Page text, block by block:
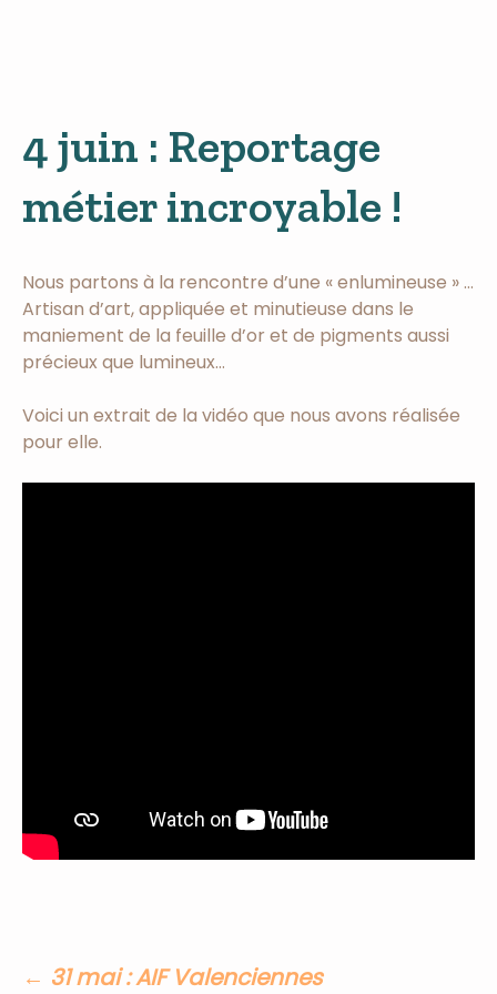
4 juin : Reportage
métier incroyable !
Nous partons à la rencontre d’une « enlumineuse » …
Artisan d’art, appliquée et minutieuse dans le
maniement de la feuille d’or et de pigments aussi
précieux que lumineux…
Voici un extrait de la vidéo que nous avons réalisée
pour elle.
← 31 mai : AIF Valenciennes